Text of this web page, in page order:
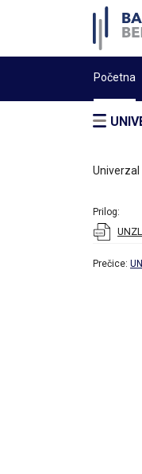
Početna
Univerzal
Prilog:
Prečice: